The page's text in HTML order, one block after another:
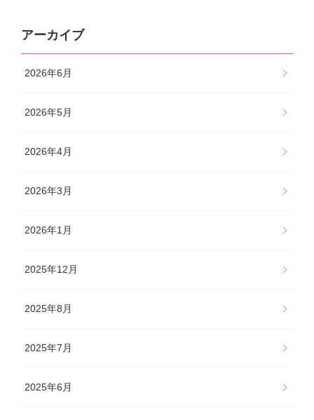
アーカイブ
2026年6月
2026年5月
2026年4月
2026年3月
2026年1月
2025年12月
2025年8月
2025年7月
2025年6月